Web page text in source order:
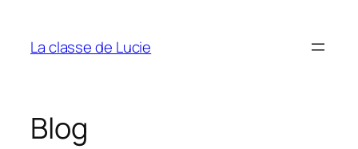
contenu
La classe de Lucie
Blog